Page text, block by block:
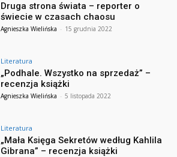
Druga strona świata – reporter o
świecie w czasach chaosu
Agnieszka Wielińska - 15 grudnia 2022
Literatura
„Podhale. Wszystko na sprzedaż” –
recenzja książki
Agnieszka Wielińska - 5 listopada 2022
Literatura
„Mała Księga Sekretów według Kahlila
Gibrana” – recenzja książki